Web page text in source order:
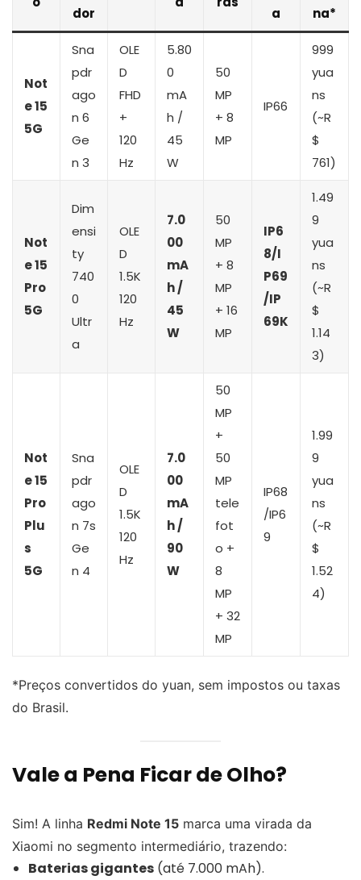
dor a na*
Not
e 15
5G
Sna
pdr
ago
n 6
Ge
n 3
OLE
D
FHD
+
120
Hz
5.80
0
mA
h /
45
W
50
MP
+ 8
MP
IP66
999
yua
ns
(~R
$
761)
Not
e 15
Pro
5G
Dim
ensi
ty
740
0
Ultr
a
OLE
D
1.5K
120
Hz
7.0
00
mA
h /
45
W
50
MP
+ 8
MP
+ 16
MP
IP6
8/I
P69
/IP
69K
1.49
9
yua
ns
(~R
$
1.14
3)
Not
e 15
Pro
Plu
s
5G
Sna
pdr
ago
n 7s
Ge
n 4
OLE
D
1.5K
120
Hz
7.0
00
mA
h /
90
W
50
MP
+
50
MP
tele
fot
o +
8
MP
+ 32
MP
IP68
/IP6
9
1.99
9
yua
ns
(~R
$
1.52
4)
*Preços convertidos do yuan, sem impostos ou taxas
do Brasil.
Vale a Pena Ficar de Olho?
Sim! A linha Redmi Note 15 marca uma virada da
Xiaomi no segmento intermediário, trazendo:
Baterias gigantes (até 7.000 mAh).